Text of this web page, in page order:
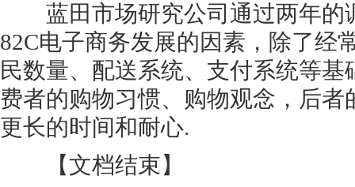
蓝田市场研究公司通过两年的
82C电子商务发展的因素，除了经
民数量、配送系统、支付系统等
费者的购物习惯、购物观念，后
更长的时间和耐心.
【文档结束】